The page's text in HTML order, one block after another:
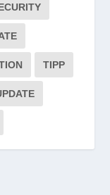
TIPP